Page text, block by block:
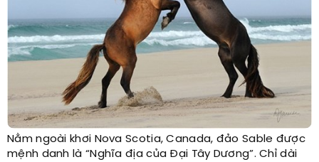
Nằm ngoài khơi Nova Scotia, Canada, đảo Sable được
mệnh danh là “Nghĩa địa của Đại Tây Dương”. Chỉ dài